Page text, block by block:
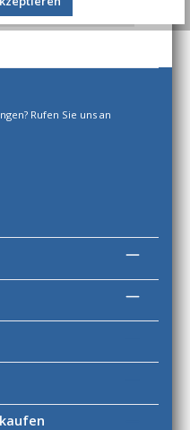
Rufen Sie uns an